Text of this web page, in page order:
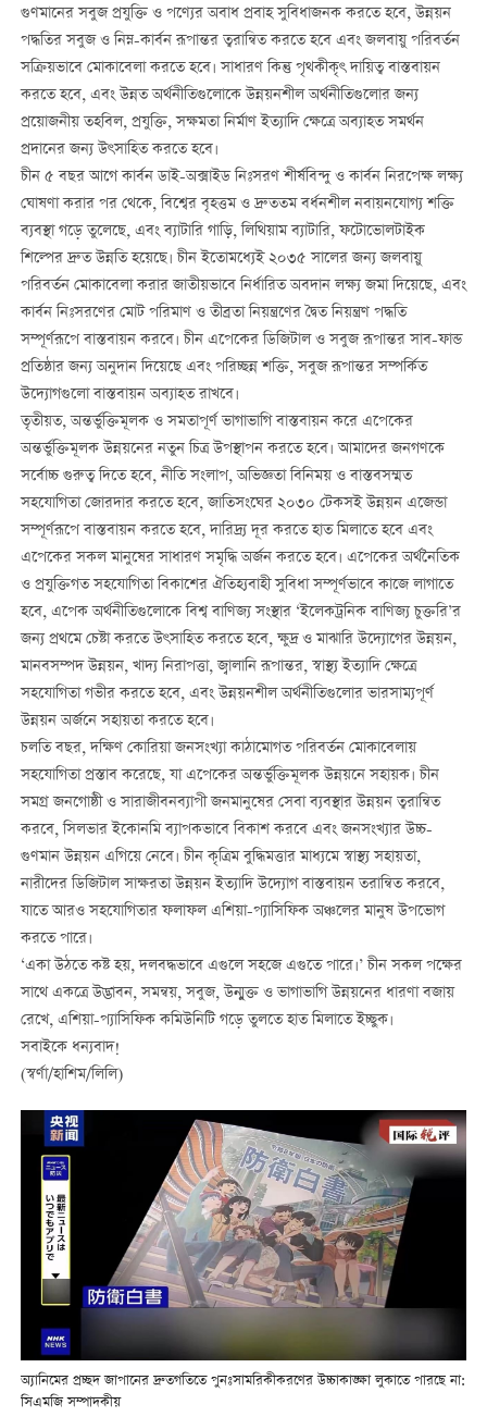
গুণমানের সবুজ প্রযুক্তি ও পণ্যের অবাধ প্রবাহ সুবিধাজনক করতে হবে, উন্নয়ন
পদ্ধতির সবুজ ও নিম্ন-কার্বন রূপান্তর ত্বরান্বিত করতে হবে এবং জলবায়ু পরিবর্তন
সক্রিয়ভাবে মোকাবেলা করতে হবে। সাধারণ কিন্তু পৃথকীকৃৎ দায়িত্ব বাস্তবায়ন
করতে হবে, এবং উন্নত অর্থনীতিগুলোকে উন্নয়নশীল অর্থনীতিগুলোর জন্য
প্রয়োজনীয় তহবিল, প্রযুক্তি, সক্ষমতা নির্মাণ ইত্যাদি ক্ষেত্রে অব্যাহত সমর্থন
প্রদানের জন্য উৎসাহিত করতে হবে।
চীন ৫ বছর আগে কার্বন ডাই-অক্সাইড নিঃসরণ শীর্ষবিন্দু ও কার্বন নিরপেক্ষ লক্ষ্য
ঘোষণা করার পর থেকে, বিশ্বের বৃহত্তম ও দ্রুততম বর্ধনশীল নবায়নযোগ্য শক্তি
ব্যবস্থা গড়ে তুলেছে, এবং ব‍্যাটারি গাড়ি, লিথিয়াম ব্যাটারি, ফটোভোলটাইক
শিল্পের দ্রুত উন্নতি হয়েছে। চীন ইতোমধ্যেই ২০৩৫ সালের জন্য জলবায়ু
পরিবর্তন মোকাবেলা করার জাতীয়ভাবে নির্ধারিত অবদান লক্ষ্য জমা দিয়েছে, এবং
কার্বন নিঃসরণের মোট পরিমাণ ও তীব্রতা নিয়ন্ত্রণের দ্বৈত নিয়ন্ত্রণ পদ্ধতি
সম্পূর্ণরূপে বাস্তবায়ন করবে। চীন এপেকের ডিজিটাল ও সবুজ রূপান্তর সাব-ফান্ড
প্রতিষ্ঠার জন্য অনুদান দিয়েছে এবং পরিচ্ছন্ন শক্তি, সবুজ রূপান্তর সম্পর্কিত
উদ্যোগগুলো বাস্তবায়ন অব্যাহত রাখবে।
তৃতীয়ত, অন্তর্ভুক্তিমূলক ও সমতাপূর্ণ ভাগাভাগি বাস্তবায়ন করে এপেকের
অন্তর্ভুক্তিমূলক উন্নয়নের নতুন চিত্র উপস্থাপন করতে হবে। আমাদের জনগণকে
সর্বোচ্চ গুরুত্ব দিতে হবে, নীতি সংলাপ, অভিজ্ঞতা বিনিময় ও বাস্তবসম্মত
সহযোগিতা জোরদার করতে হবে, জাতিসংঘের ২০৩০ টেকসই উন্নয়ন এজেন্ডা
সম্পূর্ণরূপে বাস্তবায়ন করতে হবে, দারিদ্র্য দূর করতে হাত মিলাতে হবে এবং
এপেকের সকল মানুষের সাধারণ সমৃদ্ধি অর্জন করতে হবে। এপেকের অর্থনৈতিক
ও প্রযুক্তিগত সহযোগিতা বিকাশের ঐতিহ্যবাহী সুবিধা সম্পূর্ণভাবে কাজে লাগাতে
হবে, এপেক অর্থনীতিগুলোকে বিশ্ব বাণিজ্য সংস্থার ‘ইলেকট্রনিক বাণিজ্য চুক্তরি’র
জন্য প্রথমে চেষ্টা করতে উৎসাহিত করতে হবে, ক্ষুদ্র ও মাঝারি উদ্যোগের উন্নয়ন,
মানবসম্পদ উন্নয়ন, খাদ্য নিরাপত্তা, জ্বালানি রূপান্তর, স্বাস্থ্য ইত্যাদি ক্ষেত্রে
সহযোগিতা গভীর করতে হবে, এবং উন্নয়নশীল অর্থনীতিগুলোর ভারসাম্যপূর্ণ
উন্নয়ন অর্জনে সহায়তা করতে হবে।
চলতি বছর, দক্ষিণ কোরিয়া জনসংখ্যা কাঠামোগত পরিবর্তন মোকাবেলায়
সহযোগিতা প্রস্তাব করেছে, যা এপেকের অন্তর্ভুক্তিমূলক উন্নয়নে সহায়ক। চীন
সমগ্র জনগোষ্ঠী ও সারাজীবনব্যাপী জনমানুষের সেবা ব্যবস্থার উন্নয়ন ত্বরান্বিত
করবে, সিলভার ইকোনমি ব্যাপকভাবে বিকাশ করবে এবং জনসংখ্যার উচ্চ-
গুণমান উন্নয়ন এগিয়ে নেবে। চীন কৃত্রিম বুদ্ধিমত্তার মাধ্যমে স্বাস্থ্য সহায়তা,
নারীদের ডিজিটাল সাক্ষরতা উন্নয়ন ইত্যাদি উদ্যোগ বাস্তবায়ন তরান্বিত করবে,
যাতে আরও সহযোগিতার ফলাফল এশিয়া-প্যাসিফিক অঞ্চলের মানুষ উপভোগ
করতে পারে।
‘একা উঠতে কষ্ট হয়, দলবদ্ধভাবে এগুলে সহজে এগুতে পারে।’ চীন সকল পক্ষের
সাথে একত্রে উদ্ভাবন, সমন্বয়, সবুজ, উন্মুক্ত ও ভাগাভাগি উন্নয়নের ধারণা বজায়
রেখে, এশিয়া-প্যাসিফিক কমিউনিটি গড়ে তুলতে হাত মিলাতে ইচ্ছুক।
সবাইকে ধন্যবাদ!
(স্বর্ণা/হাশিম/লিলি)
অ্যানিমের প্রচ্ছদ জাপানের দ্রুতগতিতে পুনঃসামরিকীকরণের উচ্চাকাঙ্ক্ষা লুকাতে পারছে না:
সিএমজি সম্পাদকীয়